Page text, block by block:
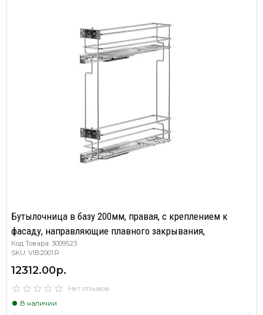
Бутылочница в базу 200мм, правая, с креплением к
фасаду, направляющие плавного закрывания,
Код Товара: 3009523
SKU: VIB2001.R
12312.00р.
Нет отзывов
В наличии